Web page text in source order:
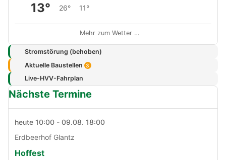
13° 26° 11°
Mehr zum Wetter …
Stromstörung (behoben)
Aktuelle Baustellen 3
Live-HVV-Fahrplan
Nächste Termine
heute 10:00 - 09.08. 18:00
Erdbeerhof Glantz
Hoffest